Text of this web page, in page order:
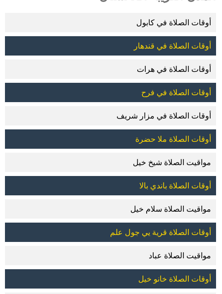
أوقات الصلاة في كابول
أوقات الصلاة في قندهار
أوقات الصلاة في هرات
أوقات الصلاة في فرح
أوقات الصلاة في مزار شريف
أوقات الصلاة ملا حضرة
مواقيت الصلاة شيخ خيل
أوقات الصلاة باندي بالا
مواقيت الصلاة سلام خيل
أوقات الصلاة قرية يي جول علم
مواقيت الصلاة عباد
أوقات الصلاة خانو خيل